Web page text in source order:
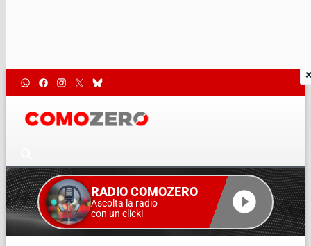
RADIO COMOZERO
Ascolta la radio
con un click!